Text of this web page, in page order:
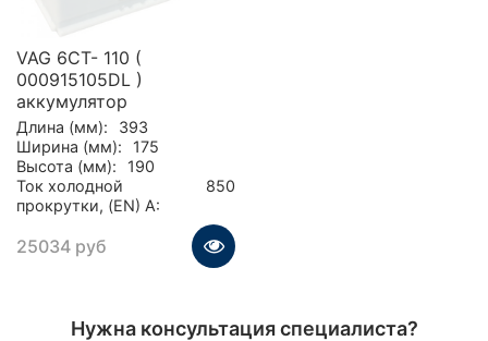
VAG 6CT- 110 (
000915105DL )
аккумулятор
Длина (мм):
393
Ширина (мм):
175
Высота (мм):
190
Ток холодной
прокрутки, (EN) А:
850
25034 руб
Нужна консультация специалиста?